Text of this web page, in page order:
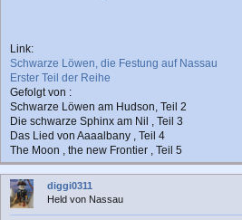
Link:
Schwarze Löwen, die Festung auf Nassau
Erster Teil der Reihe
Gefolgt von :
Schwarze Löwen am Hudson, Teil 2
Die schwarze Sphinx am Nil , Teil 3
Das Lied von Aaaalbany , Teil 4
The Moon , the new Frontier , Teil 5
diggi0311
Held von Nassau